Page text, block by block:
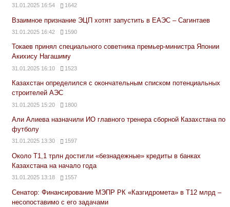
31.01.2025 16:54 1642
Взаимное признание ЭЦП хотят запустить в ЕАЭС – Сагинтаев
31.01.2025 16:42 1590
Токаев принял специального советника премьер-министра Японии
Акихису Нагашиму
31.01.2025 16:10 1523
Казахстан определился с окончательным списком потенциальных
строителей АЭС
31.01.2025 15:20 1800
Али Алиева назначили ИО главного тренера сборной Казахстана по
футболу
31.01.2025 13:30 1597
Около Т1,1 трлн достигли «безнадежные» кредиты в банках
Казахстана на начало года
31.01.2025 13:18 1557
Сенатор: Финансирование МЭПР РК «Казгидромета» в Т12 млрд –
несопоставимо с его задачами